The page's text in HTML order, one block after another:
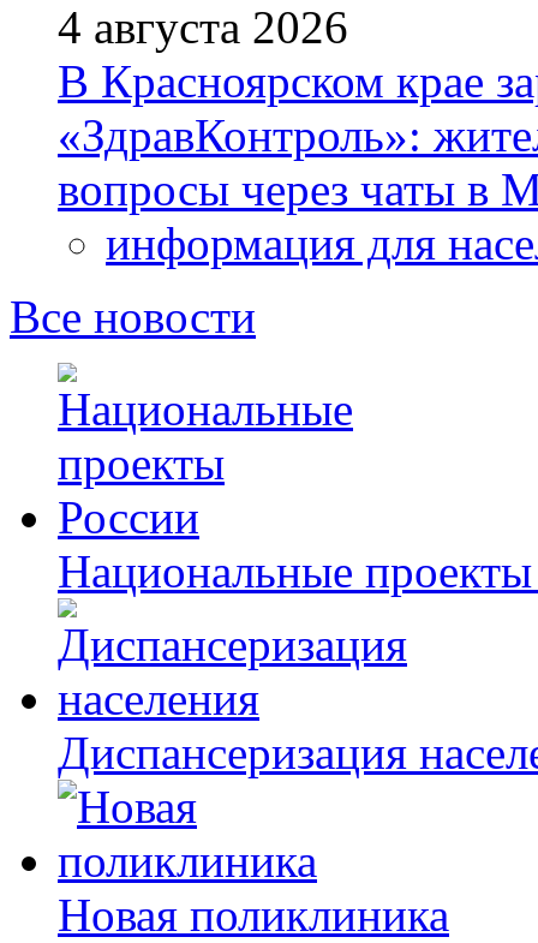
4 августа 2026
В Красноярском крае
«ЗдравКонтроль»:
вопросы через чаты в
информация для
Все новости
Национальные
Диспансеризация
Новая поликлиника